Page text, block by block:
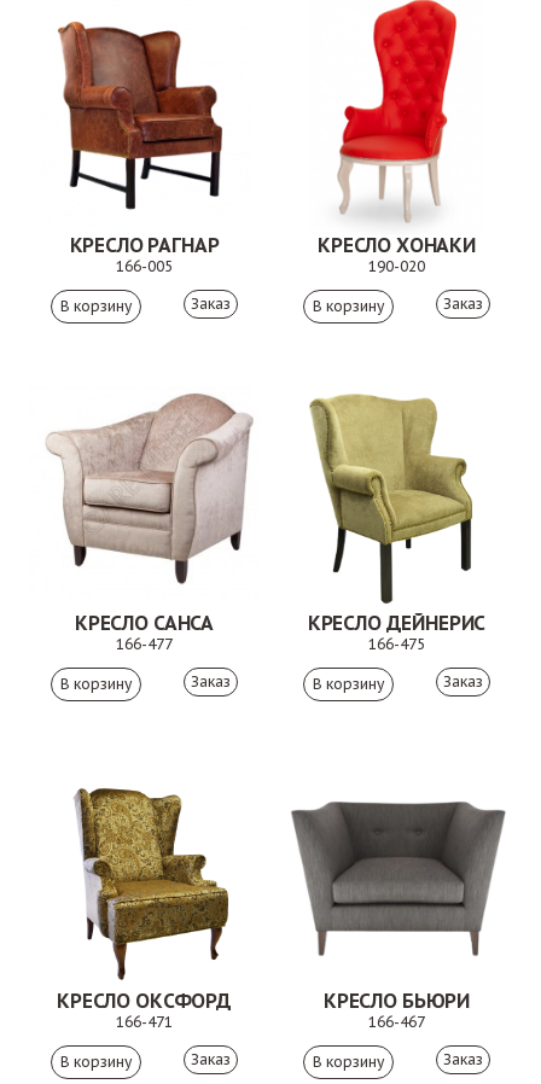
КРЕСЛО РАГНАР
166-005
Заказ
КРЕСЛО ХОНАКИ
190-020
Заказ
КРЕСЛО САНСА
166-477
Заказ
КРЕСЛО ДЕЙНЕРИС
166-475
Заказ
КРЕСЛО ОКСФОРД
166-471
Заказ
КРЕСЛО БЬЮРИ
166-467
Заказ